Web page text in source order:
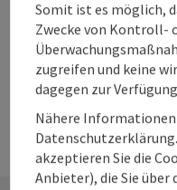
powered by TOURDATA
Somit ist es möglich,
Zwecke von Kontroll-
zugreifen und keine
dagegen zur
Nähere
akzeptieren Sie die
Anbieter), die Sie